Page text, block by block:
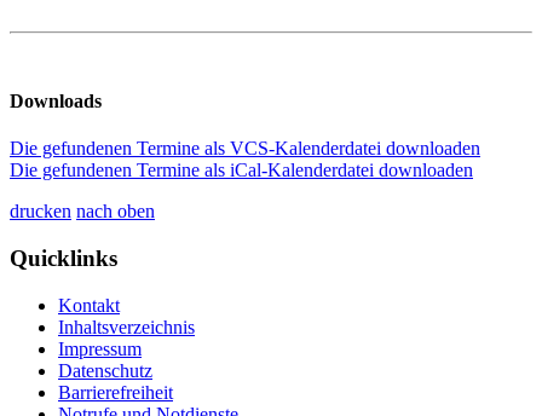
Downloads
Die gefundenen Termine als VCS-Kalenderdatei downloaden
Die gefundenen Termine als iCal-Kalenderdatei downloaden
drucken nach oben
Quicklinks
Kontakt
Inhaltsverzeichnis
Impressum
Datenschutz
Barrierefreiheit